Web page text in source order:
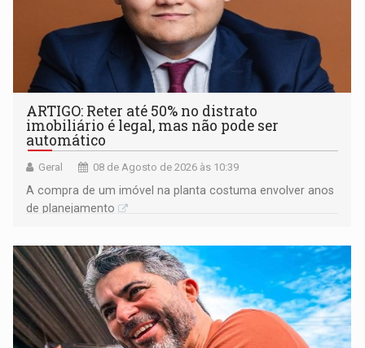
ARTIGO: Reter até 50% no distrato
imobiliário é legal, mas não pode ser
automático
Geral 08 de Agosto de 2026 às 10:39
A compra de um imóvel na planta costuma envolver anos
de planejamento